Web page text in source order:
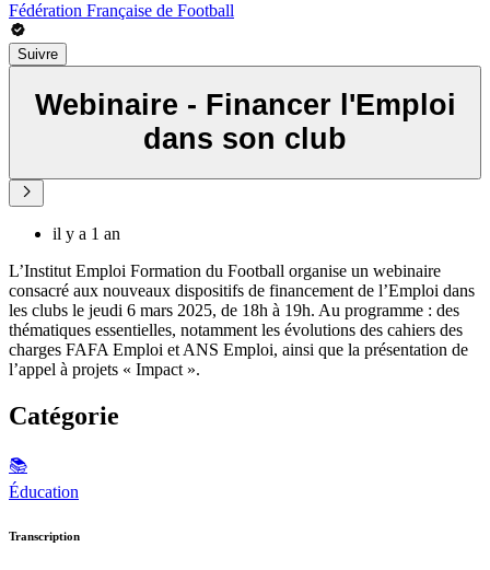
Fédération Française de Football
Suivre
Webinaire - Financer l'Emploi
dans son club
il y a 1 an
L’Institut Emploi Formation du Football organise un webinaire
consacré aux nouveaux dispositifs de financement de l’Emploi dans
les clubs le jeudi 6 mars 2025, de 18h à 19h. Au programme : des
thématiques essentielles, notamment les évolutions des cahiers des
charges FAFA Emploi et ANS Emploi, ainsi que la présentation de
l’appel à projets « Impact ».
Catégorie
📚
Éducation
Transcription